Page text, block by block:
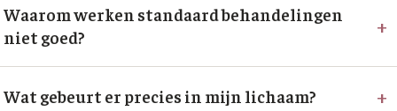
Waarom werken standaard behandelingen
niet goed?
+
Wat gebeurt er precies in mijn lichaam? +